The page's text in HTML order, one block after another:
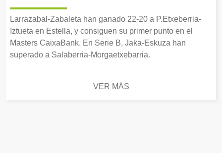
Larrazabal-Zabaleta han ganado 22-20 a P.Etxeberria-
Iztueta en Estella, y consiguen su primer punto en el
Masters CaixaBank. En Serie B, Jaka-Eskuza han
superado a Salaberria-Morgaetxebarria.
VER MÁS